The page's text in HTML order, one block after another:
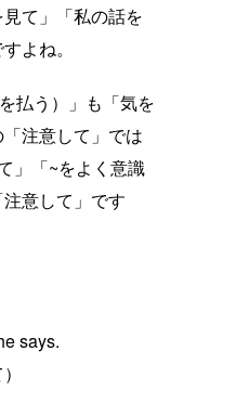
て」「私の話を
よね。
払う）」も「気を
注意して」では
」「~をよく意識
意して」です
says.